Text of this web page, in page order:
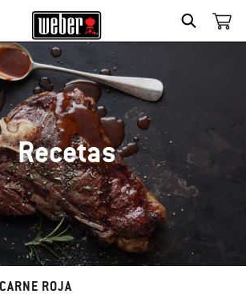
SEARCH
Recetas
CARNE ROJA